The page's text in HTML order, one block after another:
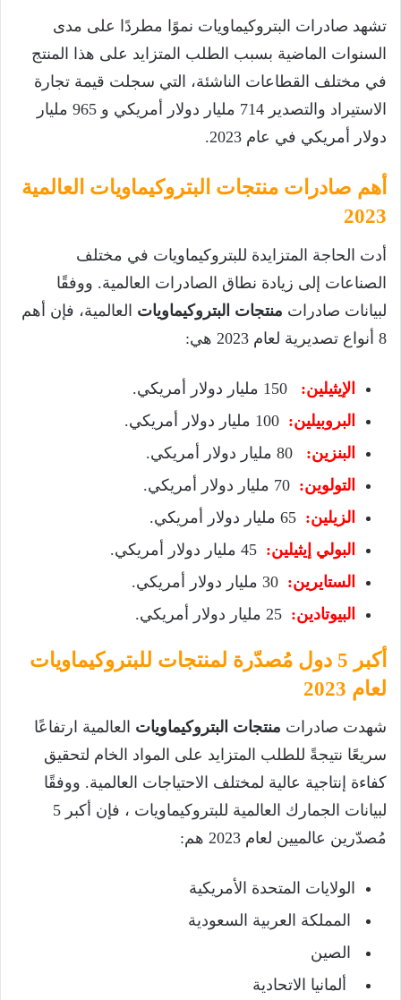
تشهد صادرات البتروكيماويات نموًا مطردًا على مدى
السنوات الماضية بسبب الطلب المتزايد على هذا المنتج
في مختلف القطاعات الناشئة، التي سجلت قيمة تجارة
الاستيراد والتصدير 714 مليار دولار أمريكي و 965 مليار
دولار أمريكي في عام 2023.
أهم صادرات منتجات البتروكيماويات العالمية
2023
أدت الحاجة المتزايدة للبتروكيماويات في مختلف
الصناعات إلى زيادة نطاق الصادرات العالمية. ووفقًا
لبيانات صادرات منتجات البتروكيماويات العالمية، فإن أهم
8 أنواع تصديرية لعام 2023 هي:
الإيثيلين:
البروبيلين:
البنزين:
التولوين:
الزيلين:
البولي إيثيلين:
الستايرين:
البيوتادين:
أكبر 5 دول مُصدّرة لمنتجات للبتروكيماويات
لعام 2023
شهدت صادرات منتجات البتروكيماويات العالمية ارتفاعًا
سريعًا نتيجةً للطلب المتزايد على المواد الخام لتحقيق
كفاءة إنتاجية عالية لمختلف الاحتياجات العالمية. ووفقًا
لبيانات الجمارك العالمية للبتروكيماويات ، فإن أكبر 5
مُصدّرين عالميين لعام 2023 هم:
الولايات المتحدة الأمريكية
المملكة العربية السعودية
الصين
ألمانيا الاتحادية